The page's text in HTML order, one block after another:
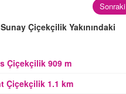
Sonraki
Çiçekçilik Yakınındaki
Çiçekçilik 909 m
Çiçekçilik 1.1 km